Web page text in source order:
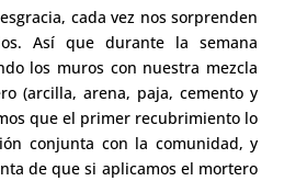
cada vez nos sorprenden
Así que durante la semana
los muros con nuestra mezcla
(arcilla, arena, paja, cemento y
que el primer recubrimiento lo
conjunta con la comunidad, y
de que si aplicamos el mortero